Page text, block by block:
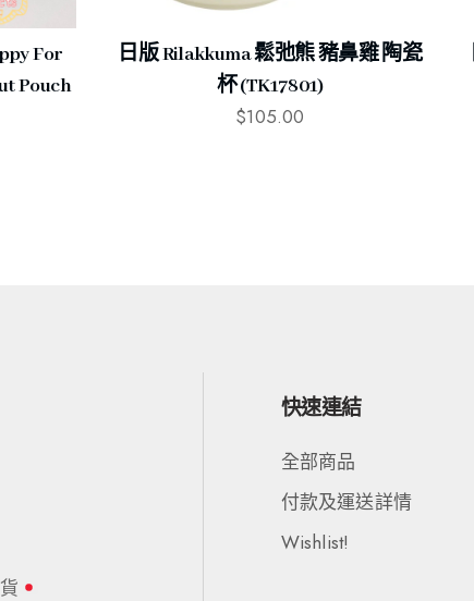
For
Pouch
日版 Rilakkuma 鬆弛熊 豬鼻雞 陶瓷
杯 (TK17801)
$105.00
快速連結
全部商品
付款及運送詳情
Wishlist!